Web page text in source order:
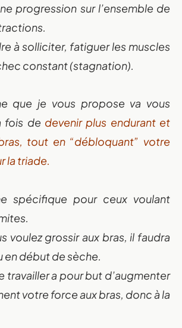
progression sur l’ensemble de
à solliciter, fatiguer les muscles
constant (stagnation).
que je vous propose va vous
fois de devenir plus endurant et
tout en “débloquant” votre
la triade.
spécifique pour ceux voulant
voulez grossir aux bras, il faudra
en début de sèche.
travailler a pour but d’augmenter
votre force aux bras, donc à la